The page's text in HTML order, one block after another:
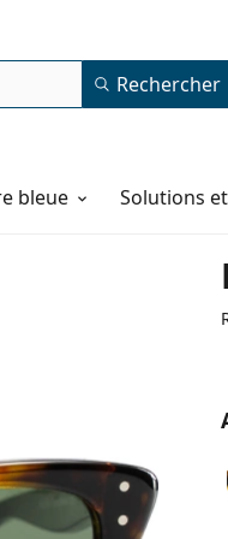
Rechercher
bleue Solutions